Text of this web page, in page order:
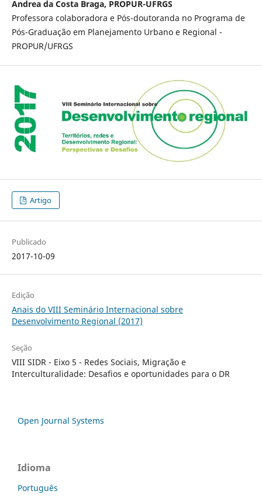
Andrea da Costa Braga, PROPUR-UFRGS
Professora colaboradora e Pós-doutoranda no Programa de
Pós-Graduação em Planejamento Urbano e Regional -
PROPUR/UFRGS
Artigo
Publicado
2017-10-09
Edição
Anais do VIII Seminário Internacional sobre
Desenvolvimento Regional (2017)
Seção
VIII SIDR - Eixo 5 - Redes Sociais, Migração e
Interculturalidade: Desafios e oportunidades para o DR
Open Journal Systems
Idioma
Português